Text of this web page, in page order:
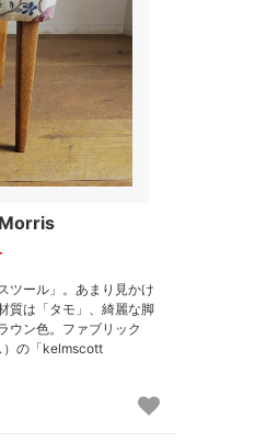
ツール」。あまり見かけ
質は「タモ」、綺麗な脚
ウン色。ファブリック
）の「kelmscott